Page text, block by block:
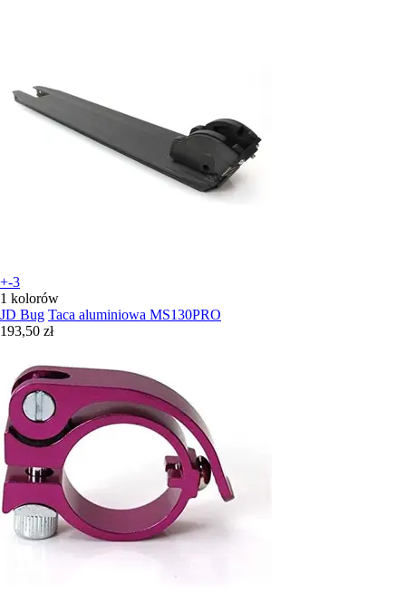
+-3
1 kolorów
JD Bug Taca aluminiowa MS130PRO
193,50 zł